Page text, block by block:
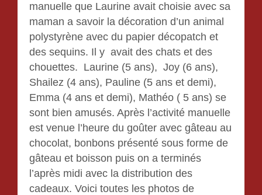
manuelle que Laurine avait choisie avec sa
maman a savoir la décoration d’un animal
polystyrène avec du papier décopatch et
des sequins. Il y avait des chats et des
chouettes. Laurine (5 ans), Joy (6 ans),
Shailez (4 ans), Pauline (5 ans et demi),
Emma (4 ans et demi), Mathéo ( 5 ans) se
sont bien amusés. Après l’activité manuelle
est venue l’heure du goûter avec gâteau au
chocolat, bonbons présenté sous forme de
gâteau et boisson puis on a terminés
l’après midi avec la distribution des
cadeaux. Voici toutes les photos de